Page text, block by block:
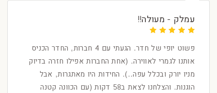
עמלק - מעולה!!
פשוט יופי של חדר. הגעתי עם 4 חברות, החדר הכניס
אותנו לגמרי לאווירה. (אחת החברות אפילו חזרה בדיוק
מניו יורק ובכלל עפה..). החידות היו מאתגרות, אבל
הוגנות. והצלחנו לצאת ב58 דקות (עם הכוונה קטנה